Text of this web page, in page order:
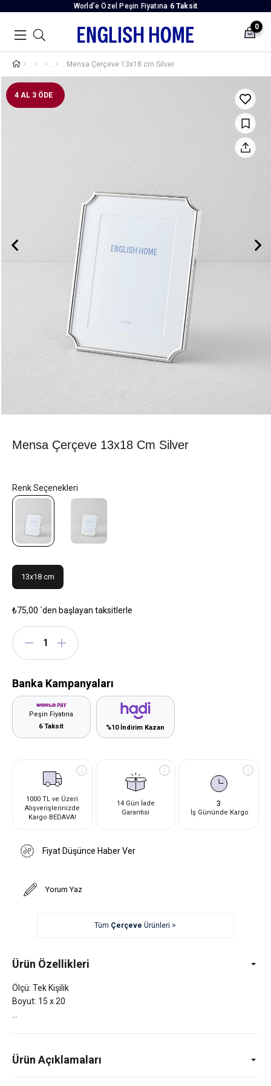
World’e Özel Peşin Fiyatına 6 Taksit
0
Mensa Çerçeve 13x18 cm Silver
4 AL 3 ÖDE
Mensa Çerçeve 13x18 Cm Silver
13x18 cm
₺75,00 `den başlayan taksitlerle
Banka Kampanyaları
Peşin Fiyatına
6 Taksit
%10 İndirim Kazan
1000 TL ve Üzeri
Alışverişlerinizde
Kargo BEDAVA!
14 Gün İade
Garantisi
3
İş Gününde Kargo
Fiyat Düşünce Haber Ver
Yorum Yaz
Tüm Çerçeve Ürünleri >
Ürün Özellikleri
Ölçü: Tek Kişilik
Boyut: 15 x 20
Ürün Açıklamaları